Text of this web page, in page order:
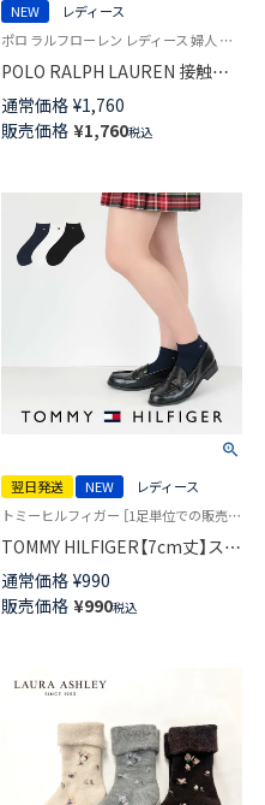
NEW
レディース
ポロ ラルフローレン レディース 婦人 女性 靴下 カジュアル 2026SS
POLO RALPH LAUREN 接触冷
感 アイレット クルー丈 ソック
ス 03207244
通常価格 ¥1,760
販売価格 ¥1,760税込
翌日発送 NEW
レディース
トミーヒルフィガー ［1足単位での販売です］ 制服 学校
TOMMY HILFIGER【7cm丈】スク
ールソックス ワンポイント 両
面刺繍 レディース ショート丈
ソックス 【365日最短翌日発送】
通常価格 ¥990
販売価格 ¥990税込